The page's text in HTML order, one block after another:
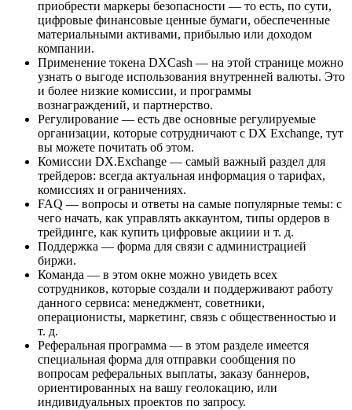
приобрести маркеры безопасности — то есть, по сути,
цифровые финансовые ценные бумаги, обеспеченные
материальными активами, прибылью или доходом
компании.
Применение токена DXCash — на этой странице можно
узнать о выгоде использования внутренней валюты. Это
и более низкие комиссии, и программы
вознаграждений, и партнерство.
Регулирование — есть две основные регулируемые
организации, которые сотрудничают с DX Exchange, тут
вы можете почитать об этом.
Комиссии DX.Exchange — самый важный раздел для
трейдеров: всегда актуальная информация о тарифах,
комиссиях и ограничениях.
FAQ — вопросы и ответы на самые популярные темы: с
чего начать, как управлять аккаунтом, типы ордеров в
трейдинге, как купить цифровые акциии и т. д.
Поддержка — форма для связи с администрацией
биржи.
Команда — в этом окне можно увидеть всех
сотрудников, которые создали и поддерживают работу
данного сервиса: менеджмент, советники,
операционисты, маркетинг, связь с общественностью и
т. д.
Реферальная программа — в этом разделе имеется
специальная форма для отправки сообщения по
вопросам реферальных выплаты, заказу баннеров,
ориентированных на вашу геолокацию, или
индивидуальных проектов по запросу.